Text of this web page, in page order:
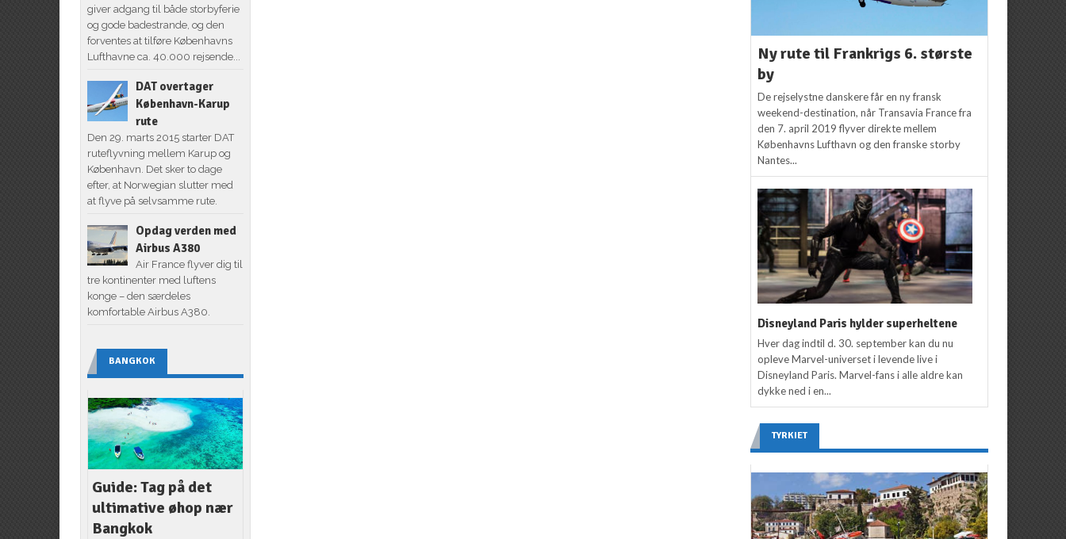
giver adgang til både storbyferie
og gode badestrande, og den
forventes at tilføre Københavns
Lufthavne ca. 40.000 rejsende...
DAT overtager
København-Karup
rute
Den 29. marts 2015 starter DAT
ruteflyvning mellem Karup og
København. Det sker to dage
efter, at Norwegian slutter med
at flyve på selvsamme rute.
Opdag verden med
Airbus A380
Air France flyver dig til
tre kontinenter med luftens
konge – den særdeles
komfortable Airbus A380.
BANGKOK
Guide: Tag på det
ultimative øhop nær
Bangkok
Ny rute til Frankrigs 6. største
by
De rejselystne danskere får en ny fransk
weekend-destination, når Transavia France fra
den 7. april 2019 flyver direkte mellem
Københavns Lufthavn og den franske storby
Nantes...
Disneyland Paris hylder superheltene
Hver dag indtil d. 30. september kan du nu
opleve Marvel-universet i levende live i
Disneyland Paris. Marvel-fans i alle aldre kan
dykke ned i en...
TYRKIET